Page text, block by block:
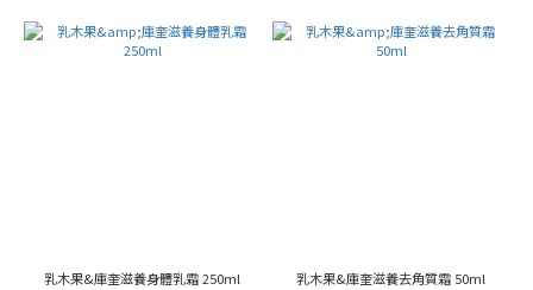
乳木果&庫奎滋養身體乳霜 250ml 乳木果&庫奎滋養去角質霜 50ml